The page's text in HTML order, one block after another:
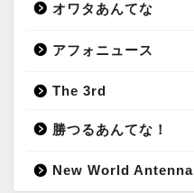
オワタあんてな
アフォニュース
The 3rd
勝つるあんてな！
New World Antenna